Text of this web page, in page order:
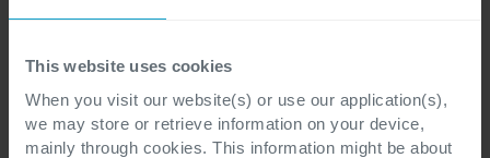
This website uses cookies
When you visit our website(s) or use our application(s),
we may store or retrieve information on your device,
mainly through cookies. This information might be about